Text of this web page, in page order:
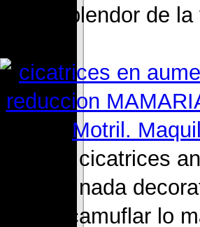
esplendor de
5. Las cicatrices
tienen nada
de camuflar lo